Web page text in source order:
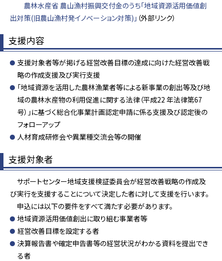
農林水産省 農山漁村振興交付金のうち「地域資源活用価値創
出対策(旧農山漁村発イノベーション対策)」 （外部リンク）
支援内容
支援対象者等が掲げる経営改善目標の達成に向けた経営改善戦
略の作成支援及び実行支援
「地域資源を活用した農林漁業者等による新事業の創出等及び地
域の農林水産物の利用促進に関する法律（平成22 年法律第67
号）」に基づく総合化事業計画認定申請に係る支援及び認定後の
フォローアップ
人材育成研修会や異業種交流会等の開催
支援対象者
サポートセンター地域支援検証委員会が経営改善戦略の作成及
び実行を支援することについて決定した者に対して支援を行います。
申込には以下の要件をすべて満たす必要があります。
地域資源活用価値創出に取り組む事業者等
経営改善目標を設定する者
決算報告書や確定申告書等の経営状況がわかる資料を提出でき
る者